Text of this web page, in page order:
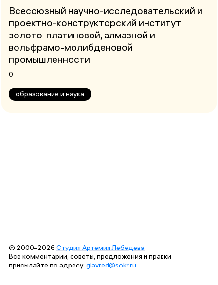
Всесоюзный научно-исследовательский и
проектно-конструкторский институт
золото-платиновой, алмазной и
вольфрамо-молибденовой
промышленности
0
образование и наука
© 2000–2026 Студия Артемия Лебедева
Все комментарии, советы, предложения и правки
присылайте по адресу: glavred@sokr.ru